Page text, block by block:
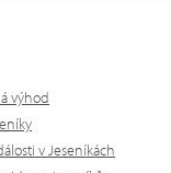
výhod
v Jeseníkách